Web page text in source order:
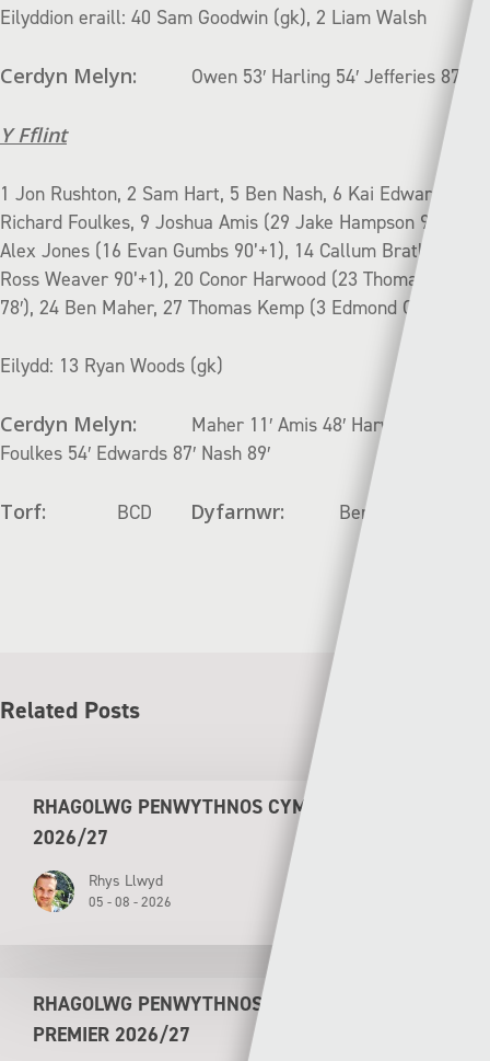
Eilyddion eraill: 40 Sam Goodwin (gk), 2 Liam Walsh
Cerdyn Melyn: Owen 53′ Harling 54′ Jefferies 87′
Y Fflint
1 Jon Rushton, 2 Sam Hart, 5 Ben Nash, 6 Kai Edwards, 8
Richard Foulkes, 9 Joshua Amis (29 Jake Hampson 90′), 11
Alex Jones (16 Evan Gumbs 90’+1), 14 Callum Bratley (15
Ross Weaver 90’+1), 20 Conor Harwood (23 Thomas Weir
78′), 24 Ben Maher, 27 Thomas Kemp (3 Edmond Clarke 62′)
Eilydd: 13 Ryan Woods (gk)
Cerdyn Melyn: Maher 11′ Amis 48′ Harwood 53′
Foulkes 54′ Edwards 87′ Nash 89′
Torf: BCD Dyfarnwr: Ben Williams
Related Posts
RHAGOLWG PENWYTHNOS CYMRU PREMIER
2026/27
Rhys Llwyd
05 - 08 - 2026
RHAGOLWG PENWYTHNOS AGORIADOL CYMRU
PREMIER 2026/27